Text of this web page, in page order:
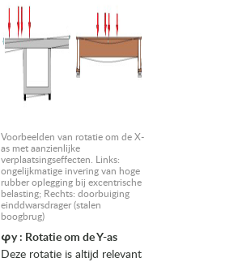
Voorbeelden van rotatie om de X-
as met aanzienlijke
verplaatsingseffecten. Links:
ongelijkmatige invering van hoge
rubber oplegging bij excentrische
belasting; Rechts: doorbuiging
einddwarsdrager (stalen
boogbrug)
φy : Rotatie om de Y-as
Deze rotatie is altijd relevant